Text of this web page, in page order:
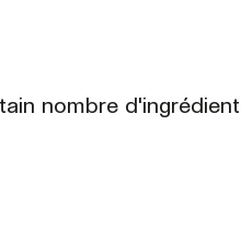
nombre